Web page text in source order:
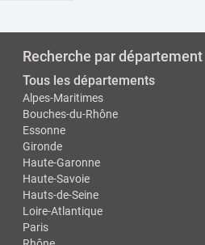
Recherche par département
Tous les départements
Alpes-Maritimes
Bouches-du-Rhône
Essonne
Gironde
Haute-Garonne
Haute-Savoie
Hauts-de-Seine
Loire-Atlantique
Paris